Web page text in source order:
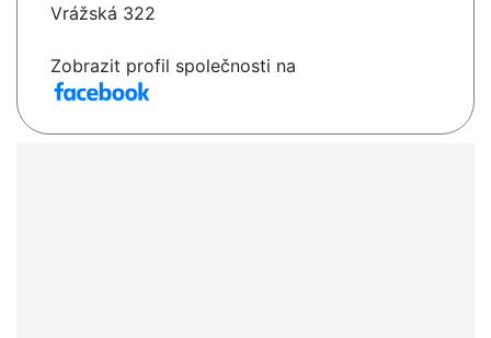
Vrážská 322
Zobrazit profil společnosti na